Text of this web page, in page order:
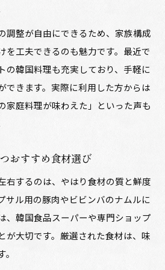
で選ぶ安全な韓国料理選択法
料無料通販ショップの賢い利用法
ップのおすすめ通販商品を比較
で楽しむ通販活用のコツ
プを選ぶときの信頼度チェック
全性と通販ショップの見極め方
安全に買うための基準
調整が自由にできるため、家族構成
を工夫できるのも魅力です。最近で
の韓国料理も充実しており、手軽に
できます。実際に利用した方からは
家庭料理が味わえた」といった声も
おすすめ食材選び
右するのは、やはり食材の質と鮮度
サル用の豚肉やビビンバのナムルに
、韓国食品スーパーや専門ショップ
が大切です。厳選された食材は、味